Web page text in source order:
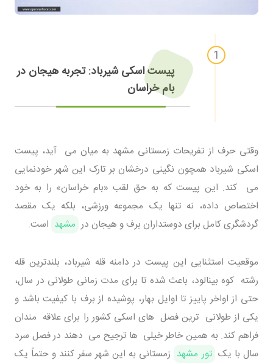
پیست اسکی شیرباد: تجربه هیجان در
بام خراسان
وقتی حرف از تفریحات زمستانی مشهد به میان می آید، پیست
اسکی شیرباد همچون نگینی درخشان بر تارک این شهر خودنمایی
می کند. این پیست که به حق لقب «بام خراسان» را به خود
اختصاص داده، نه تنها یک مجموعه ورزشی، بلکه یک مقصد
گردشگری کامل برای دوستداران برف و هیجان در مشهد است.
موقعیت استثنایی این پیست در دامنه قله شیرباد، بلندترین قله
رشته کوه بینالود، باعث شده تا برای مدت زمانی طولانی در سال،
حتی از اواخر پاییز تا اوایل بهار، پوشیده از برف با کیفیت باشد و
یکی از طولانی ترین فصل های اسکی کشور را برای علاقه مندان
فراهم کند. به همین خاطر خیلی ها ترجیح می دهند در فصل سرد
سال با یک تور مشهد زمستانی به این شهر سفر کنند و حتماً یک